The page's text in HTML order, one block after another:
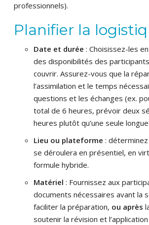
professionnels).
Planifier la
Date et durée : Choisissez-les
des disponibilités des
couvrir. Assurez-vous que la
l’assimilation et le temps
questions et les échanges (ex.
total de 6 heures, prévoir deux
heures plutôt qu’une seule
Lieu ou plateforme:
se déroulera en présentiel, en
formule hybride.
Matériel: Fournissez aux
documents nécessaires avant la
faciliter la préparation, ou après
soutenir la révision et